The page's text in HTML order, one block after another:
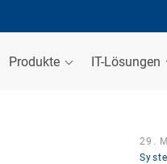
Produkte IT-Lösungen
29.